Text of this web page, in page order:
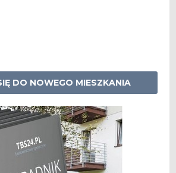
DO NOWEGO MIESZKANIA